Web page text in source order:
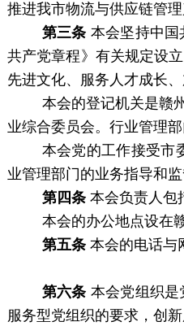
推进我市物流与供应链管
第三条 本会坚持中
共产党章程》有关规定设
先进文化、服务人才成长
本会的登记机关是赣
业综合委员会。行业管理
本会党的工作接受市
业管理部门的业务指导和
第四条 本会负责人包
本会的办公地点设在
第五条 本会的电话与
第六条 本会党组织
服务型党组织的要求，创